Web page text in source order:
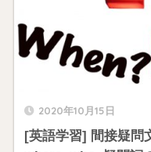
2020年10月15日
[英語学習] 間接疑問